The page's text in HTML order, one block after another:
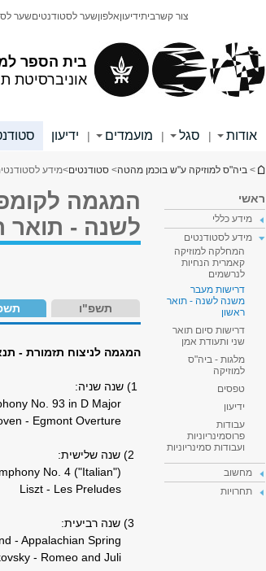
בית הספר
אוניברסיטת
צור קשרביתידיעוןאלפוןשער לסטודנטיםשער
אודות | סגל | מועמדים | ידיעון
הינך נמצא כאן
> ביה"ס למוזיקה ע"ש בוכמן מהטה> סטודנטים>מידע
ראשי
מידע כללי
מידע לסטודנטים
המחלקה למוזיקה
קאמרית הנחיות
לנרשמים
דרישות מעבר
משנה לשנה - תואר
ראשון
דרישות סיום תואר
שני ותעודת אמן
מלגות - ביה"ס
למוזיקה
טפסים
ידיעון
עבודות
פרוסמינריוניות
ועבודות סמינריוניות
מחשוב
תחרויות
המגמה
לשנה - תואר
תשפ"ו
המגמה לניצוח תזמורת -
("Mendelssohn - Symphony No. 4 ("Italian